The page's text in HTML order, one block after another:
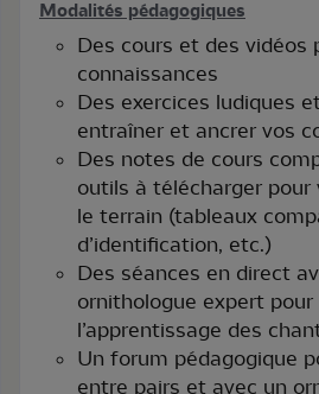
Modalités pédagogiques
Des cours et des vidéos
connaissances
Des exercices ludiques
entraîner et ancrer vos
Des notes de cours
outils à télécharger pour
le terrain (tableaux
d’identification, etc.)
Des séances en direct
ornithologue expert
l’apprentissage des
Un forum pédagogique
entre pairs et avec un